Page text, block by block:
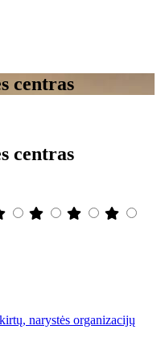
centras
centras
narystės organizacijų